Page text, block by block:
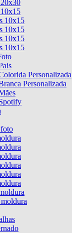
10x15
10x15
10x15
10x15
Personalizada
Personalizada